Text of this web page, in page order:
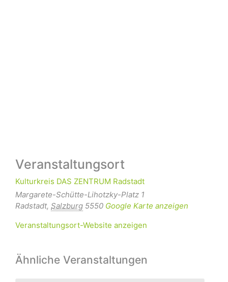
Veranstaltungsort
Kulturkreis DAS ZENTRUM Radstadt
Margarete-Schütte-Lihotzky-Platz 1
Radstadt, Salzburg 5550 Google Karte anzeigen
Veranstaltungsort-Website anzeigen
Ähnliche Veranstaltungen